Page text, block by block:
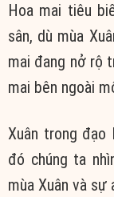
Hoa mai tiêu
sân, dù mùa
mai đang nở rộ
mai bên ngoài
Xuân trong
đó chúng ta
mùa Xuân và sự